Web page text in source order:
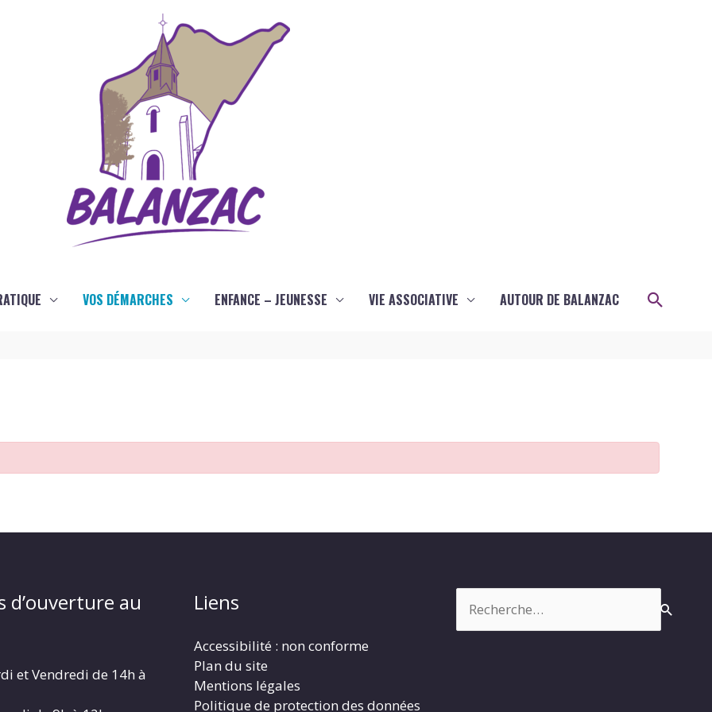
VOS DÉMARCHES ENFANCE – JEUNESSE VIE ASSOCIATIVE AUTOUR DE BALANZAC
d’ouverture au
et Vendredi de 14h à
Liens
Accessibilité : non conforme
Plan du site
Mentions légales
Politique de protection des données